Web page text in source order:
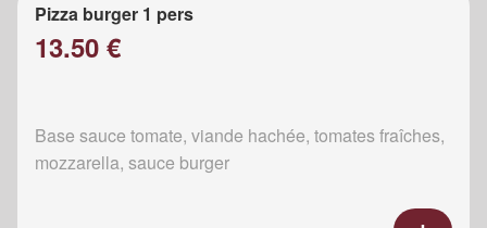
Pizza burger 1 pers
13.50 €
Base sauce tomate, viande hachée, tomates fraîches,
mozzarella, sauce burger